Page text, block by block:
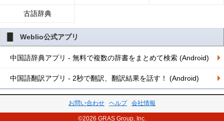
古語辞典
Weblio公式アプリ
中国語辞典アプリ - 無料で複数の辞書をまとめて検索 (Android)
中国語翻訳アプリ - 2秒で翻訳、翻訳結果を話す！ (Android)
お問い合わせ ヘルプ 会社情報
©2026 GRAS Group, Inc.